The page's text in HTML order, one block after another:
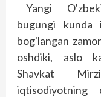
Yangi
bugungi kunda
bog'langan
oshdiki, aslo
Shavkat